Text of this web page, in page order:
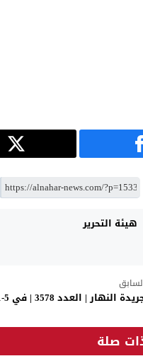
هيئة التحرير
النهار | العدد 3578 | في 5-11-2025
صلة